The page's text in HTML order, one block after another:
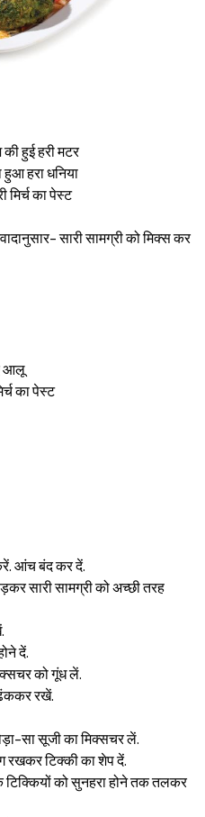
हुई हरी मटर
हरा धनिया
का पेस्ट
सारी सामग्री को मिक्स कर
आलू
का पेस्ट
आंच बंद कर दें.
सारी सामग्री को अच्छी तरह
दें.
को गूंध लें.
रखें.
सा सूजी का मिक्सचर लें.
रखकर टिक्की का शेप दें.
को सुनहरा होने तक तलकर